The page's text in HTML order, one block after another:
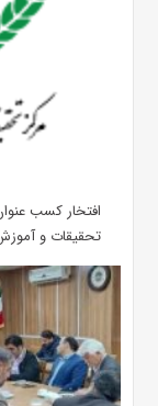
افتخار کسب
تحقیقات و